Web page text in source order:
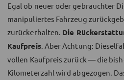
Egal ob neuer oder gebrauchter
manipuliertes Fahrzeug
zurückerhalten. Die
Kaufpreis. Aber Achtung:
vollen Kaufpreis zurück — die
Kilometerzahl wird abgezogen.